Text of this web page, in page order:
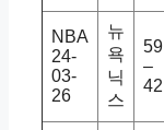
NBA
24-
03-
26
뉴
욕
닉
스
59
–
42